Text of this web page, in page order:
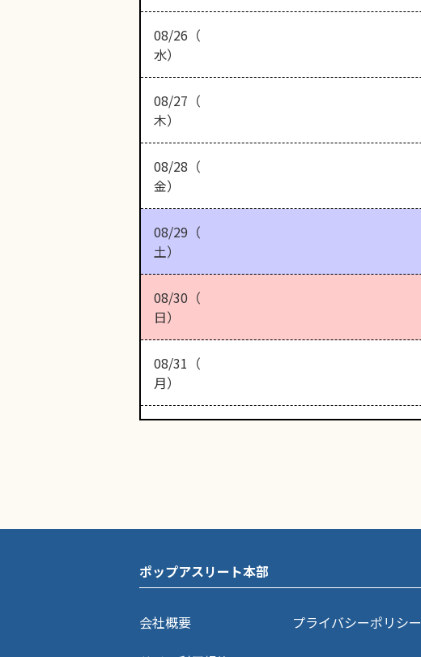
08/26（
水）
08/27（
木）
08/28（
金）
08/29（
土）
08/30（
日）
08/31（
月）
ポップアスリート本部
会社概要 プライバシーポリシー